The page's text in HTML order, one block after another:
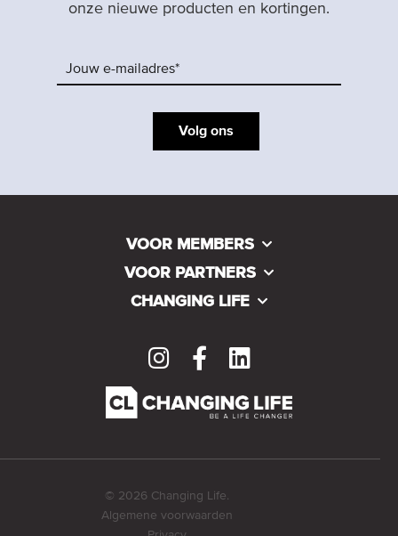
onze nieuwe producten en kortingen.
Volg ons
VOOR MEMBERS
VOOR PARTNERS
CHANGING LIFE
© 2026 Changing Life.
Algemene voorwaarden